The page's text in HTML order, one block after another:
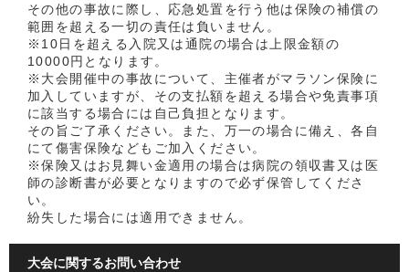
その他の事故に際し、応急処置を行う他は保険の補償の
範囲を超える一切の責任は負いません。
※10日を超える入院又は通院の場合は上限金額の
10000円となります。
※大会開催中の事故について、主催者がマラソン保険に
加入していますが、その支払額を超える場合や免責事項
に該当する場合には自己負担となります。
その旨ご了承ください。また、万一の場合に備え、各自
にて傷害保険などもご加入ください。
※保険又はお見舞い金適用の場合は病院の領収書又は医
師の診断書が必要となりますので必ず保管してくださ
い。
紛失した場合には適用できません。
大会に関するお問い合わせ